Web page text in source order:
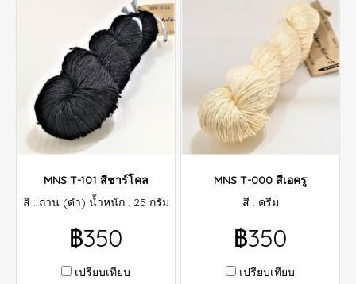
MNS T-101 สีชาร์โคล
สี : ถ่าน (ดำ) น้ำหนัก : 25 กรัม
฿350
เปรียบเทียบ
MNS T-000 สีเอครู
สี : ครีม
฿350
เปรียบเทียบ